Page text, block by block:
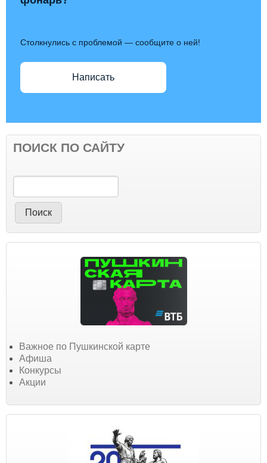
Столкнулись с проблемой — сообщите о ней!
Написать
ПОИСК ПО САЙТУ
Поиск
Важное по Пушкинской карте
Афиша
Конкурсы
Акции